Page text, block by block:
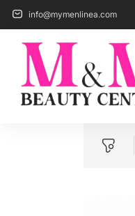
info@mymenlinea.com